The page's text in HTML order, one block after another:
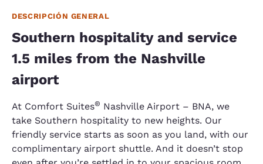
DESCRIPCIÓN GENERAL
Southern hospitality and service
1.5 miles from the Nashville
airport
At Comfort Suites® Nashville Airport – BNA, we
take Southern hospitality to new heights. Our
friendly service starts as soon as you land, with our
complimentary airport shuttle. And it doesn’t stop